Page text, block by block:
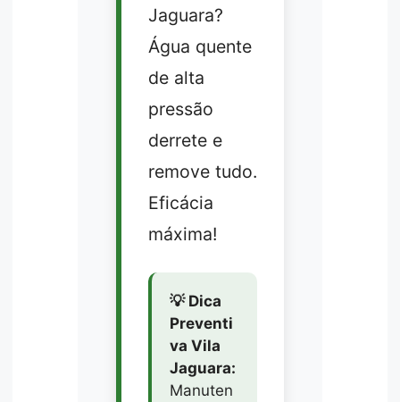
Jaguara?
Água quente
de alta
pressão
derrete e
remove tudo.
Eficácia
máxima!
💡 Dica
Preventi
va Vila
Jaguara:
Manuten